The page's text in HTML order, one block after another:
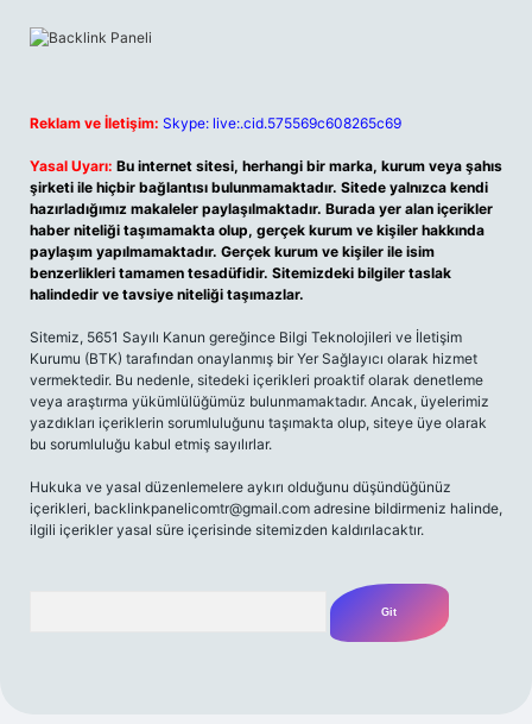
Reklam ve İletişim: Skype: live:.cid.575569c608265c69
Yasal Uyarı: Bu internet sitesi, herhangi bir marka, kurum veya şahıs
şirketi ile hiçbir bağlantısı bulunmamaktadır. Sitede yalnızca kendi
hazırladığımız makaleler paylaşılmaktadır. Burada yer alan içerikler
haber niteliği taşımamakta olup, gerçek kurum ve kişiler hakkında
paylaşım yapılmamaktadır. Gerçek kurum ve kişiler ile isim
benzerlikleri tamamen tesadüfidir. Sitemizdeki bilgiler taslak
halindedir ve tavsiye niteliği taşımazlar.
Sitemiz, 5651 Sayılı Kanun gereğince Bilgi Teknolojileri ve İletişim
Kurumu (BTK) tarafından onaylanmış bir Yer Sağlayıcı olarak hizmet
vermektedir. Bu nedenle, sitedeki içerikleri proaktif olarak denetleme
veya araştırma yükümlülüğümüz bulunmamaktadır. Ancak, üyelerimiz
yazdıkları içeriklerin sorumluluğunu taşımakta olup, siteye üye olarak
bu sorumluluğu kabul etmiş sayılırlar.
Hukuka ve yasal düzenlemelere aykırı olduğunu düşündüğünüz
içerikleri, backlinkpanelicomtr@gmail.com adresine bildirmeniz halinde,
ilgili içerikler yasal süre içerisinde sitemizden kaldırılacaktır.